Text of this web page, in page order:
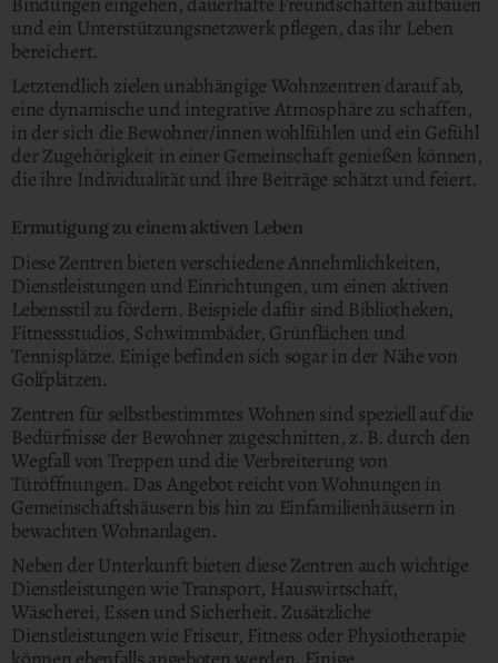
und ein Unterstützungsnetzwerk pflegen, das ihr Leben
bereichert.
Letztendlich zielen unabhängige Wohnzentren darauf ab,
eine dynamische und integrative Atmosphäre zu schaffen,
in der sich die Bewohner/innen wohlfühlen und ein Gefühl
der Zugehörigkeit in einer Gemeinschaft genießen können,
die ihre Individualität und ihre Beiträge schätzt und feiert.
Ermutigung zu einem aktiven Leben
Diese Zentren bieten verschiedene Annehmlichkeiten,
Dienstleistungen und Einrichtungen, um einen aktiven
Lebensstil zu fördern. Beispiele dafür sind Bibliotheken,
Fitnessstudios, Schwimmbäder, Grünflächen und
Tennisplätze. Einige befinden sich sogar in der Nähe von
Golfplätzen.
Zentren für selbstbestimmtes Wohnen sind speziell auf die
Bedürfnisse der Bewohner zugeschnitten, z. B. durch den
Wegfall von Treppen und die Verbreiterung von
Türöffnungen. Das Angebot reicht von Wohnungen in
Gemeinschaftshäusern bis hin zu Einfamilienhäusern in
bewachten Wohnanlagen.
Neben der Unterkunft bieten diese Zentren auch wichtige
Dienstleistungen wie Transport, Hauswirtschaft,
Wäscherei, Essen und Sicherheit. Zusätzliche
Dienstleistungen wie Friseur, Fitness oder Physiotherapie